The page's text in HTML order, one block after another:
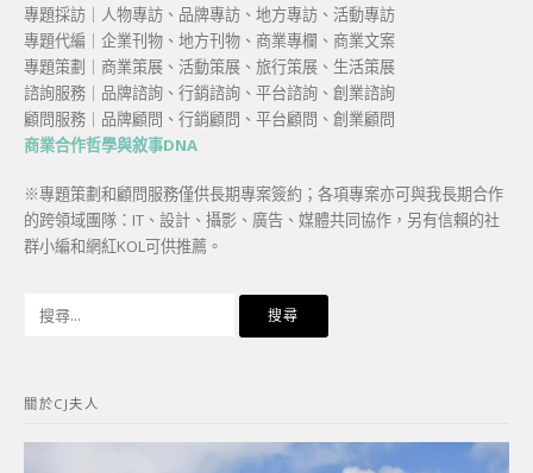
專題採訪｜人物專訪、品牌專訪、地方專訪、活動專訪
專題代編｜企業刊物、地方刊物、商業專欄、商業文案
專題策劃｜商業策展、活動策展、旅行策展、生活策展
諮詢服務｜品牌諮詢、行銷諮詢、平台諮詢、創業諮詢
顧問服務｜品牌顧問、行銷顧問、平台顧問、創業顧問
商業合作哲學與敘事DNA
※專題策劃和顧問服務僅供長期專案簽約；各項專案亦可與我長期合作
的跨領域團隊：IT、設計、攝影、廣告、媒體共同協作，另有信賴的社
群小編和網紅KOL可供推薦。
字:
關於CJ夫人